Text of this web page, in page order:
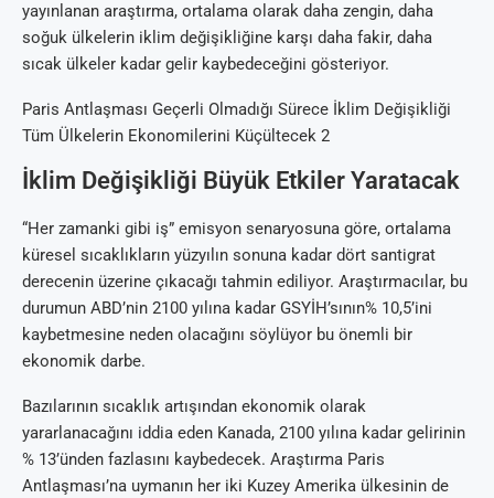
yayınlanan araştırma, ortalama olarak daha zengin, daha
soğuk ülkelerin iklim değişikliğine karşı daha fakir, daha
sıcak ülkeler kadar gelir kaybedeceğini gösteriyor.
Paris Antlaşması Geçerli Olmadığı Sürece İklim Değişikliği
Tüm Ülkelerin Ekonomilerini Küçültecek 2
İklim Değişikliği Büyük Etkiler Yaratacak
“Her zamanki gibi iş” emisyon senaryosuna göre, ortalama
küresel sıcaklıkların yüzyılın sonuna kadar dört santigrat
derecenin üzerine çıkacağı tahmin ediliyor. Araştırmacılar, bu
durumun ABD’nin 2100 yılına kadar GSYİH’sının% 10,5’ini
kaybetmesine neden olacağını söylüyor bu önemli bir
ekonomik darbe.
Bazılarının sıcaklık artışından ekonomik olarak
yararlanacağını iddia eden Kanada, 2100 yılına kadar gelirinin
% 13’ünden fazlasını kaybedecek. Araştırma Paris
Antlaşması’na uymanın her iki Kuzey Amerika ülkesinin de